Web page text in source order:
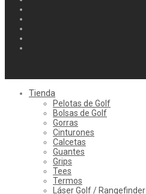
Tienda
Pelotas de Golf
Bolsas de Golf
Gorras
Cinturones
Calcetas
Guantes
Grips
Tees
Termos
Láser Golf / Rangefinder